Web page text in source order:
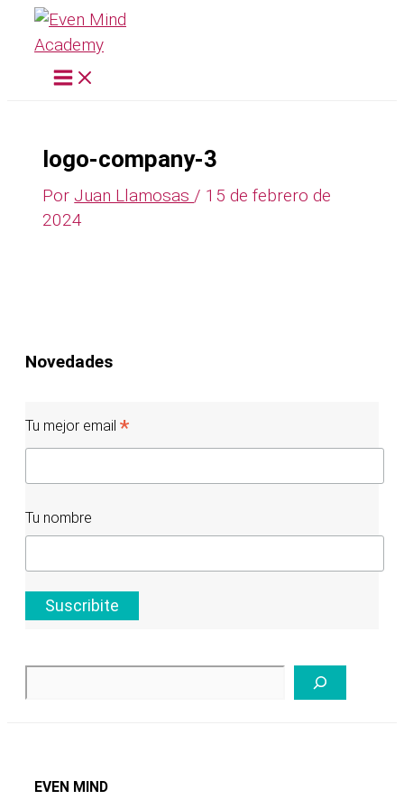
contenido
logo-company-3
Por Juan Llamosas / 15 de febrero de
2024
Novedades
Tu mejor email*
Tu nombre
EVEN MIND